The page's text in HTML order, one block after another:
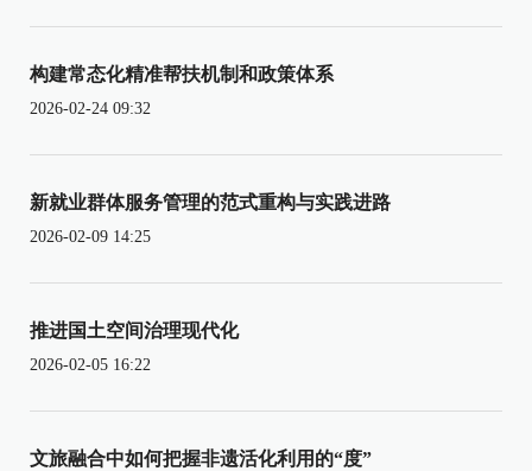
构建常态化精准帮扶机制和政策体系
2026-02-24 09:32
新就业群体服务管理的范式重构与实践进路
2026-02-09 14:25
推进国土空间治理现代化
2026-02-05 16:22
文旅融合中如何把握非遗活化利用的“度”